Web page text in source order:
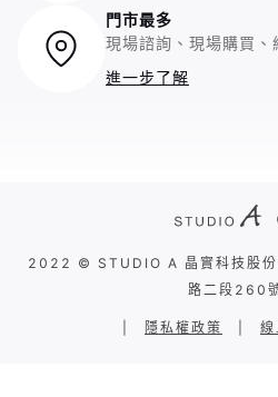
門市最多
現場諮詢、現場購買、
進一步了解
2022 © STUDIO A 晶實科技股份
路二段260
隱私權政策